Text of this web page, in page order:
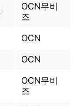
OCN무비
즈
OCN
OCN
OCN무비
즈